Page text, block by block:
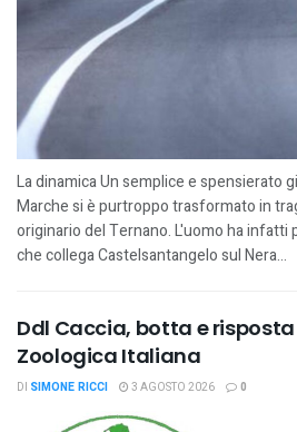
La dinamica Un semplice e spensierato
Marche si è purtroppo trasformato in
originario del Ternano. L'uomo ha infatti
che collega Castelsantangelo sul Nera...
Ddl Caccia, botta e risposta
Zoologica Italiana
DI SIMONE RICCI 3 AGOSTO 2026 0